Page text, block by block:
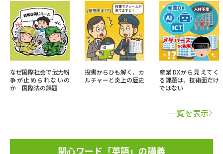
なぜ国際社会で武力紛
争が止められないの
か 国際法の課題
投書からひも解く、カ
ルチャーと炎上の歴史
産業DXから見えてく
る課題は、技術面だけ
ではない
一覧を表示
関心ワード「英語」の講義